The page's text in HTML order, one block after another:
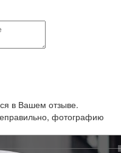
в Вашем отзыве.
фотографию